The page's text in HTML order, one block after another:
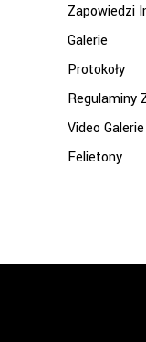
Zapowiedzi
Galerie
Protokoły
Regulaminy
Video Galerie
Felietony